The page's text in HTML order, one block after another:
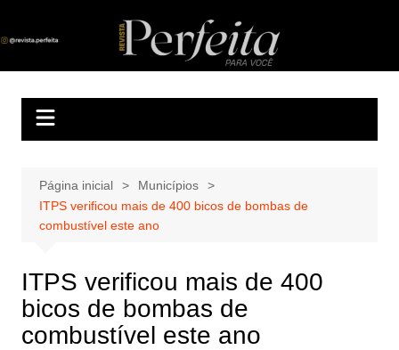
Revista Perfeita
A melhor revista eletrônica do interior de Sergipe
Página inicial
Municípios
ITPS verificou mais de 400 bicos de bombas de
combustível este ano
ITPS verificou mais de 400
bicos de bombas de
combustível este ano